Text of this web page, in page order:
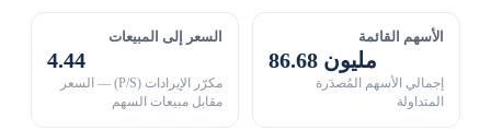
الأسهم القائمة
86.68 مليون
إجمالي الأسهم المُصدَرة
المتداولة
السعر إلى المبيعات
4.44
مكرّر الإيرادات (P/S) — السعر
مقابل مبيعات السهم